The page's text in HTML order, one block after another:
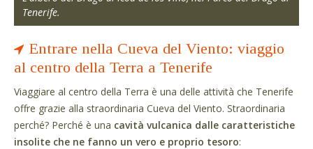
Tenerife.
Entrare nella Cueva del Viento: viaggio
al centro della Terra a Tenerife
Viaggiare al centro della Terra è una delle attività che Tenerife
offre grazie alla straordinaria Cueva del Viento. Straordinaria
perché? Perché è una cavità vulcanica dalle caratteristiche
insolite che ne fanno un vero e proprio tesoro: